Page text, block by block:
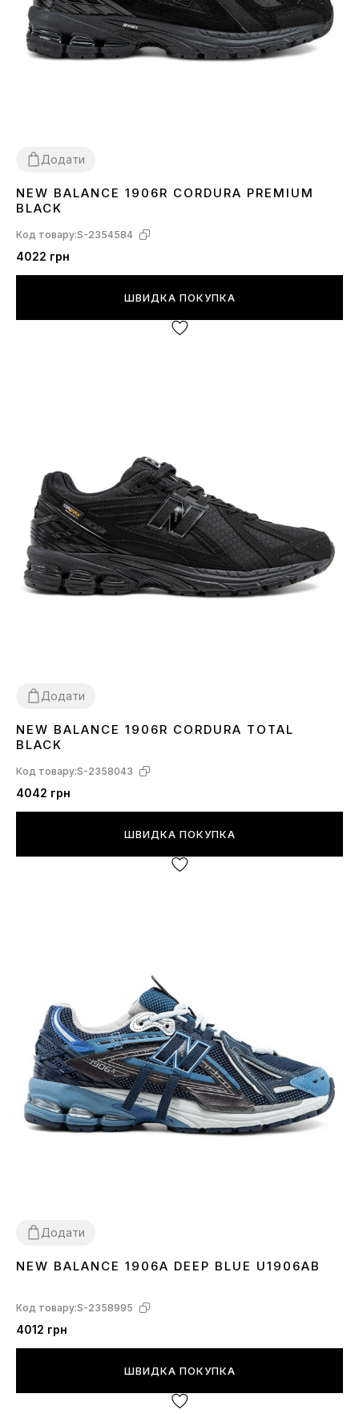
Додати
4445
NEW BALANCE 1906R CORDURA PREMIUM
BLACK
Код товару:S-2354584
4022 грн
ШВИДКА ПОКУПКА
Додати
3740 4142434445
NEW BALANCE 1906R CORDURA TOTAL
BLACK
Код товару:S-2358043
4042 грн
ШВИДКА ПОКУПКА
Додати
4041 4245
NEW BALANCE 1906A DEEP BLUE U1906AB
Код товару:S-2358995
4012 грн
ШВИДКА ПОКУПКА